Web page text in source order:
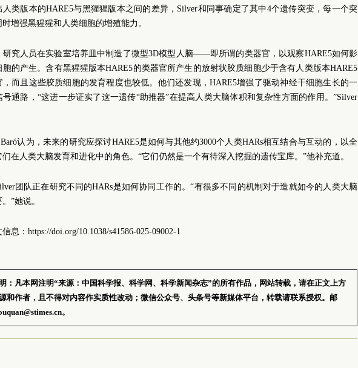
人类版本的HARE5与黑猩猩版本之间的差异，Silver和同事确定了其中4个遗传突变，每一个突
增强黑猩猩和人类细胞的增殖能力。
研究人员在实验室培养皿中制造了微型3D模型人脑——即所谓的类器官，以观察HARE5如何影
胞的产生。含有黑猩猩版本HARE5的类器官所产生的放射状胶质细胞少于含有人类版本HARE5
，而且这些胶质细胞的发育程度也较低。他们还发现，HARE5增强了驱动神经干细胞生长的一
号通路，“这进一步证实了这一遗传“助推器”在提高人类大脑体积和复杂性方面的作用。”Silver
Baró认为，未来的研究应探讨HARE5是如何与其他约3000个人类HARs相互结合与互动的，以全
们在人类大脑发育和进化中的角色。“它们仍然是一个有待深入挖掘的遗传宝库。”他补充道。
团队正在研究不同的HARs是如何协同工作的。“有很多不同的机制对于造就如今的人类大脑
”她说。
息：https://doi.org/10.1038/s41586-025-09002-1
：凡本网注明“来源：中国科学报、科学网、科学新闻杂志”的所有作品，网站转载，请在正文上方
和作者，且不得对内容作实质性改动；微信公众号、头条号等新媒体平台，转载请联系授权。邮
。